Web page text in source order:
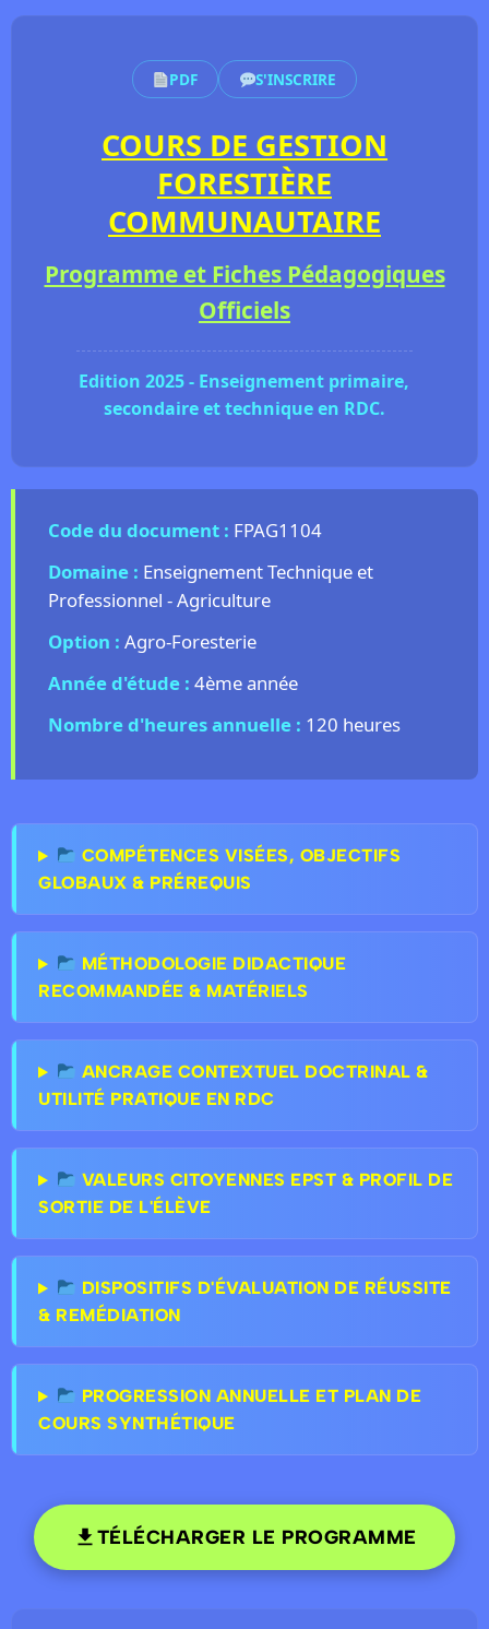
PDF S'INSCRIRE
COURS DE GESTION
FORESTIÈRE
COMMUNAUTAIRE
Programme et Fiches Pédagogiques
Officiels
Edition 2025 - Enseignement primaire,
secondaire et technique en RDC.
Code du document : FPAG1104
Domaine : Enseignement Technique et
Professionnel - Agriculture
Option : Agro-Foresterie
Année d'étude : 4ème année
Nombre d'heures annuelle : 120 heures
COMPÉTENCES VISÉES, OBJECTIFS
GLOBAUX & PRÉREQUIS
MÉTHODOLOGIE DIDACTIQUE
RECOMMANDÉE & MATÉRIELS
ANCRAGE CONTEXTUEL DOCTRINAL &
UTILITÉ PRATIQUE EN RDC
VALEURS CITOYENNES EPST & PROFIL DE
SORTIE DE L'ÉLÈVE
DISPOSITIFS D'ÉVALUATION DE RÉUSSITE
& REMÉDIATION
PROGRESSION ANNUELLE ET PLAN DE
COURS SYNTHÉTIQUE
TÉLÉCHARGER LE PROGRAMME